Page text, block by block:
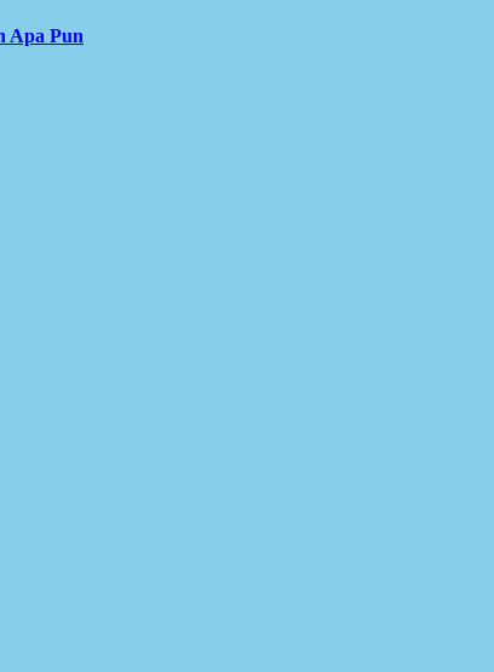
Apa Pun